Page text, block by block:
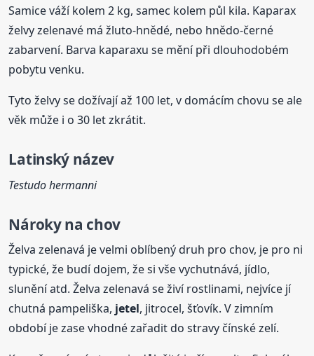
Samice váží kolem 2 kg, samec kolem půl kila. Kaparax
želvy zelenavé má žluto-hnědé, nebo hnědo-černé
zabarvení. Barva kaparaxu se mění při dlouhodobém
pobytu venku.
Tyto želvy se dožívají až 100 let, v domácím chovu se ale
věk může i o 30 let zkrátit.
Latinský název
Testudo hermanni
Nároky na chov
Želva zelenavá je velmi oblíbený druh pro chov, je pro ni
typické, že budí dojem, že si vše vychutnává, jídlo,
slunění atd. Želva zelenavá se živí rostlinami, nejvíce jí
chutná pampeliška, jetel, jitrocel, šťovík. V zimním
období je zase vhodné zařadit do stravy čínské zelí.